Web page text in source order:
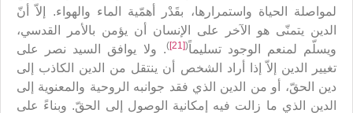
لمواصلة الحياة واستمرارها، بقَدْر أهمّية الماء والهواء. إلاّ أنّ
الدين يتمنّى هو الآخر على الإنسان أن يؤمن بالأمر القدسي،
ويسلّم لمنعم الوجود تسليماً(
[21]
). ولا يوافق السيد نصر على
تغيير الدين إلاّ إذا أراد الشخص أن ينتقل من الدين الكاذب إلى
دين الحقّ، أو من الدين الذي فقد جوانبه الروحية والمعنوية إلى
الدين الذي ما زالت فيه إمكانية الوصول إلى الحقّ. وبناءً على